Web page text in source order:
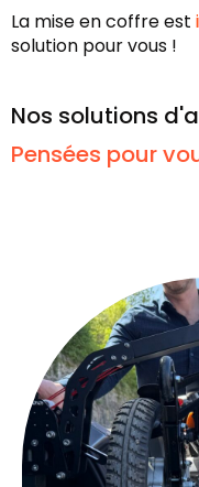
La mise en coffre est
solution pour vous !
Nos solutions
Pensées pour